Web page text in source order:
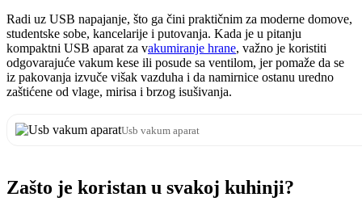
Radi uz USB napajanje, što ga čini praktičnim za moderne domove,
studentske sobe, kancelarije i putovanja. Kada je u pitanju
kompaktni USB aparat za vakumiranje hrane, važno je koristiti
odgovarajuće vakum kese ili posude sa ventilom, jer pomaže da se
iz pakovanja izvuče višak vazduha i da namirnice ostanu uredno
zaštićene od vlage, mirisa i brzog isušivanja.
Usb vakum aparat
Zašto je koristan u svakoj kuhinji?